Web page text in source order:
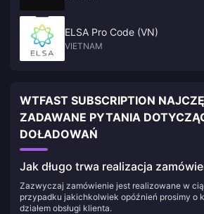
ELSA Pro Code (VN)
VIETNAM
WTFAST SUBSCRIPTION
ZADAWANE PYTANIA
DOŁADOWAŃ
Jak długo trwa realizacja
Zazwyczaj zamówienie jest realizowane w
przypadku jakichkolwiek opóźnień prosimy o
działem obsługi klienta.